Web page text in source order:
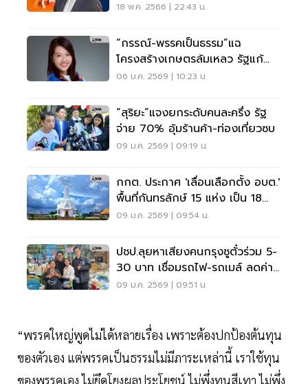
18 พ.ค. 2566 | 22:43 น.
“กรรณ์-พรรคเป็นธรรม”แฉ
โครงสร้างเกษตรล้มเหลว รัฐแก้
ปลายเหตุ
06 ม.ค. 2569 | 10:23 น.
“สุริยะ”แจงยกระดับคนละครึ่ง รัฐ
จ่าย 70% อุ้มร้านค้า-ท่องเที่ยวซบ
09 ม.ค. 2569 | 09:19 น.
กกต. ประกาศ 'เลื่อนเลือกตั้ง อบต.'
พื้นที่กันทรลักษ์ 15 แห่ง เป็น 18
ม.ค. 69
09 ม.ค. 2569 | 09:54 น.
ปชป.ลุยหาเสียงคนกรุงชูตั๋วร่วม 5-
30 บาท เชื่อมรถไฟ-รถเมล์ ลดค่า
ครองชีพ
09 ม.ค. 2569 | 09:51 น.
“พรรคใหญ่พูดไม่ได้หลายเรื่อง เพราะต้องปกป้องต้นทุน
ของตัวเอง แต่พรรคเป็นธรรมไม่มีภาระเหล่านี้ เราใช้ทุน
ของพรรคเอง ไม่ยึดโยงผลประโยชน์ ไม่พึ่งทุนสีเทา ไม่พึ่ง